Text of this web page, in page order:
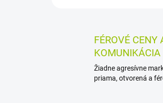
FÉROVÉ CENY
KOMUNIKÁCIA
Žiadne agresívne
priama, otvorená a